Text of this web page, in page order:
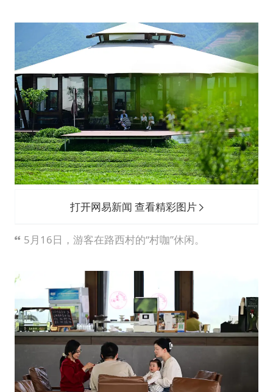
打开网易新闻 查看精彩图片
5月16日，游客在路西村的“村咖”休闲。